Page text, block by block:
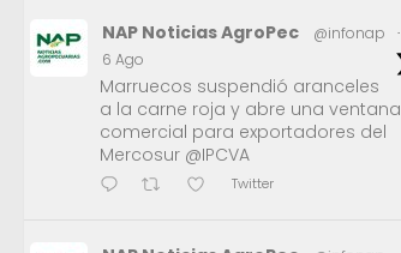
NAP Noticias AgroPec @infonap
·
6 Ago
Marruecos suspendió aranceles
a la carne roja y abre una ventana
comercial para exportadores del
Mercosur @IPCVA
Twitter